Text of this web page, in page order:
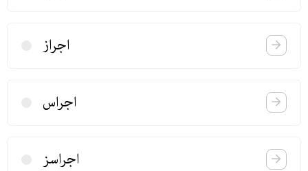
اجراز
اجراس
اجراسز